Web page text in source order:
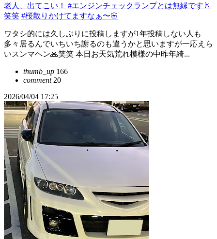
老人、出てこい！
#エンジンチェックランプとは無縁です🤘
笑笑 #桜散りかけてますなぁ〜🌸
ワタシ的には久しぶりに投稿しますが1年投稿しない人も
多々居るんでいちいち謝るのも違うかと思いますが一応えら
いスンマヘン🙏笑笑 本日お天気荒れ模様の中昨年綺...
thumb_up 166
comment20
2026/04/04 17:25